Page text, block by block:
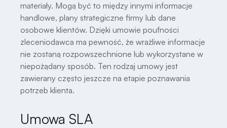
materiały. Mogą być to między innymi informacje
handlowe, plany strategiczne firmy lub dane
osobowe klientów. Dzięki umowie poufności
zleceniodawca ma pewność, że wrażliwe informacje
nie zostaną rozpowszechnione lub wykorzystane w
niepożądany sposób. Ten rodzaj umowy jest
zawierany często jeszcze na etapie poznawania
potrzeb klienta.
Umowa SLA